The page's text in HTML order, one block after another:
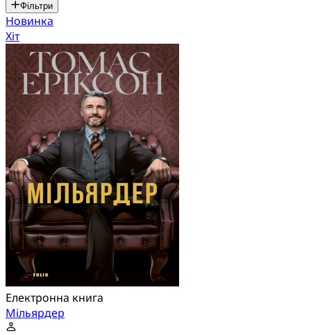
Фільтри
Новинка
Хіт
Електронна книга
Мільярдер